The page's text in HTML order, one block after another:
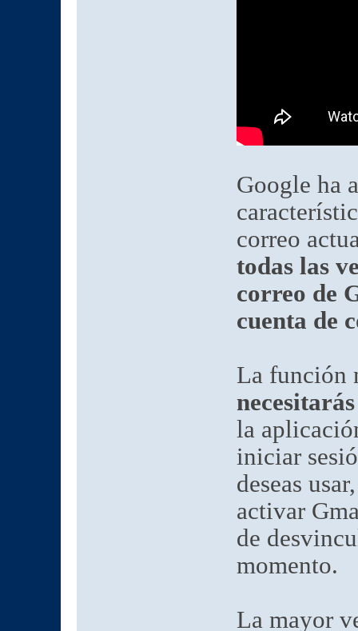
Google ha
correo
todas las
correo de
cuenta de
La función
la
iniciar
deseas
activar
de
momento.
La mayor